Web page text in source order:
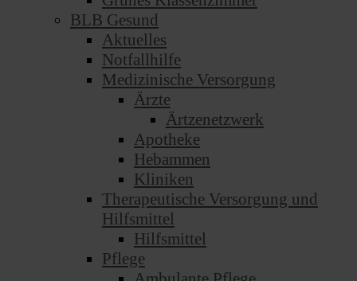
BLB Gesund
Aktuelles
Notfallhilfe
Medizinische Versorgung
Ärzte
Ärtzenetzwerk
Apotheke
Hebammen
Kliniken
Therapeutische Versorgung und
Hilfsmittel
Hilfsmittel
Pflege